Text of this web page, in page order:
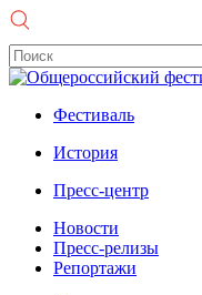
Фестиваль
История
Пресс-центр
Новости
Пресс-релизы
Репортажи